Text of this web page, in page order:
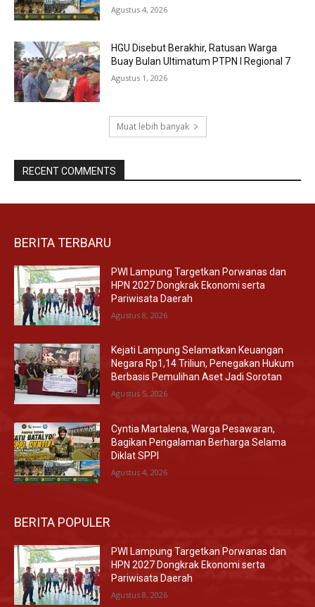
Agustus 4, 2026
HGU Disebut Berakhir, Ratusan Warga
Buay Bulan Ultimatum PTPN I Regional 7
Agustus 1, 2026
Muat lebih banyak
RECENT COMMENTS
BERITA TERBARU
PWI Lampung Targetkan Porwanas dan
HPN 2027 Dongkrak Ekonomi serta
Pariwisata Daerah
Agustus 8, 2026
Kejati Lampung Selamatkan Keuangan
Negara Rp1,14 Triliun, Penegakan Hukum
Berbasis Pemulihan Aset Jadi Sorotan
Agustus 5, 2026
Cyntia Martalena, Warga Pesawaran,
Bagikan Pengalaman Berharga Selama
Diklat SPPI
Agustus 4, 2026
BERITA POPULER
PWI Lampung Targetkan Porwanas dan
HPN 2027 Dongkrak Ekonomi serta
Pariwisata Daerah
Agustus 8, 2026